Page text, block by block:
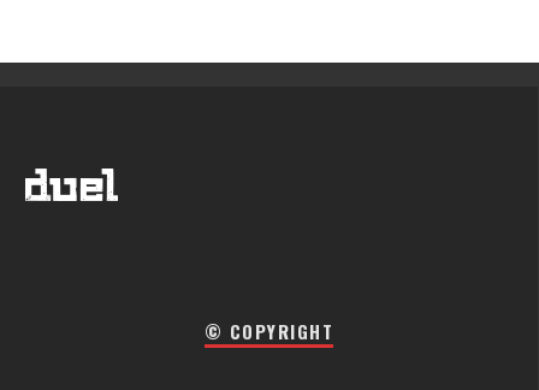
© COPYRIGHT